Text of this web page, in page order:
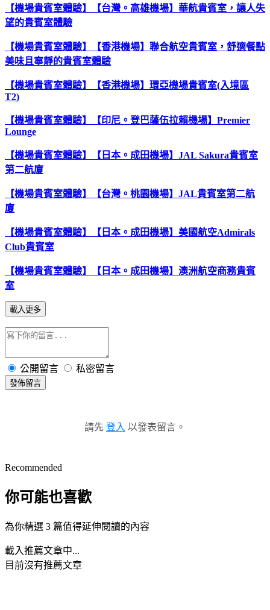
【機場貴賓室體驗】【台灣。高雄機場】華航貴賓室，讓人失
望的貴賓室體驗
【機場貴賓室體驗】【香港機場】聯合航空貴賓室，舒適餐點
美味且寧靜的貴賓室體驗
【機場貴賓室體驗】【香港機場】環亞機場貴賓室(入境區
T2)
【機場貴賓室體驗】【印尼。登巴薩伍拉賴機場】Premier
Lounge
【機場貴賓室體驗】【日本。成田機場】JAL Sakura貴賓室
第二航廈
【機場貴賓室體驗】【台灣。桃園機場】JAL貴賓室第二航
廈
【機場貴賓室體驗】【日本。成田機場】美國航空Admirals
Club貴賓室
【機場貴賓室體驗】【日本。成田機場】澳洲航空商務貴賓
室
載入更多
公開留言 私密留言
發佈留言
請先 登入 以發表留言。
Recommended
你可能也喜歡
為你精選 3 篇值得延伸閱讀的內容
載入推薦文章中...
目前沒有推薦文章